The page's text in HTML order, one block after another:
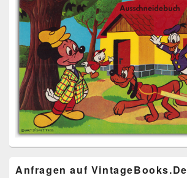
Anfragen auf VintageBooks.De